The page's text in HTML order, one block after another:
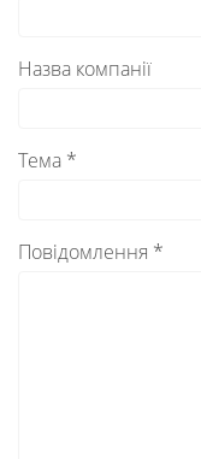
Назва компанії
Тема *
Повідомлення *